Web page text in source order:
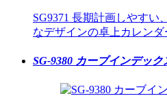
SG9371 長期計画しやすい
なデザインの卓上カレンダ
SG-9380 カーブインデッ